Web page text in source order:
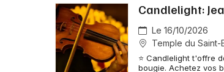
Candlelight:
Le 16/10/2026
Temple du Saint-
⭐ Candlelight t'offre
bougie. Achetez vos